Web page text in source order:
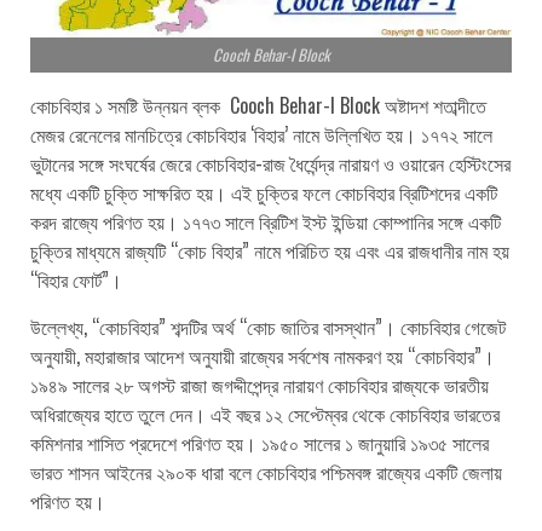
Cooch Behar-I Block
কোচবিহার ১ সমষ্টি উন্নয়ন ব্লক Cooch Behar-I Block অষ্টাদশ শতাব্দীতে
মেজর রেনেলের মানচিত্রে কোচবিহার ‘বিহার’ নামে উল্লিখিত হয়। ১৭৭২ সালে
ভুটানের সঙ্গে সংঘর্ষের জেরে কোচবিহার-রাজ ধৈর্যেন্দ্র নারায়ণ ও ওয়ারেন হেস্টিংসের
মধ্যে একটি চুক্তি সাক্ষরিত হয়। এই চুক্তির ফলে কোচবিহার ব্রিটিশদের একটি
করদ রাজ্যে পরিণত হয়। ১৭৭৩ সালে ব্রিটিশ ইস্ট ইন্ডিয়া কোম্পানির সঙ্গে একটি
চুক্তির মাধ্যমে রাজ্যটি “কোচ বিহার” নামে পরিচিত হয় এবং এর রাজধানীর নাম হয়
“বিহার ফোর্ট”।
উল্লেখ্য, “কোচবিহার” শব্দটির অর্থ “কোচ জাতির বাসস্থান”। কোচবিহার গেজেট
অনুযায়ী, মহারাজার আদেশ অনুযায়ী রাজ্যের সর্বশেষ নামকরণ হয় “কোচবিহার”।
১৯৪৯ সালের ২৮ অগস্ট রাজা জগদ্দীপেন্দ্র নারায়ণ কোচবিহার রাজ্যকে ভারতীয়
অধিরাজ্যের হাতে তুলে দেন। এই বছর ১২ সেপ্টেম্বর থেকে কোচবিহার ভারতের
কমিশনার শাসিত প্রদেশে পরিণত হয়। ১৯৫০ সালের ১ জানুয়ারি ১৯৩৫ সালের
ভারত শাসন আইনের ২৯০ক ধারা বলে কোচবিহার পশ্চিমবঙ্গ রাজ্যের একটি জেলায়
পরিণত হয়।